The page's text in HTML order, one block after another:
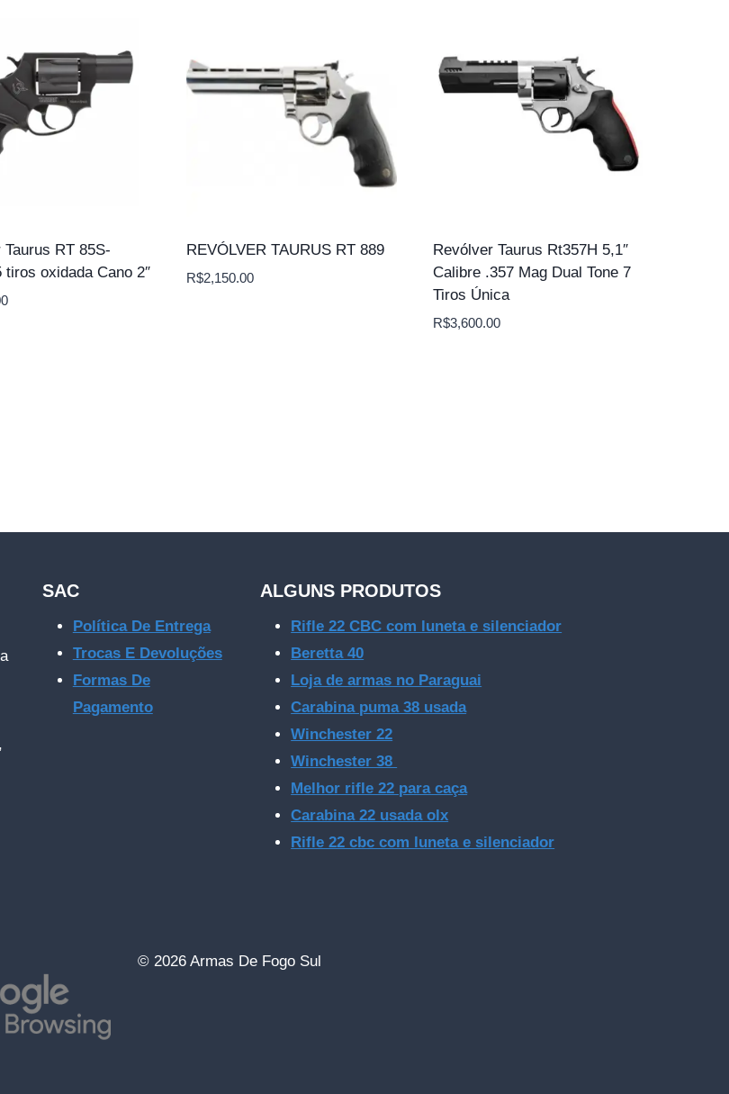
Taurus RT 85S-
tiros oxidada Cano 2″
REVÓLVER TAURUS RT 889
R$2,150.00
Revólver Taurus Rt357H 5,1″
Calibre .357 Mag Dual Tone 7
Tiros Única
R$3,600.00
SAC
Política De Entrega
Trocas E Devoluções
Formas De
Pagamento
ALGUNS PRODUTOS
Rifle 22 CBC com luneta e silenciador
Beretta 40
Loja de armas no Paraguai
Carabina puma 38 usada
Winchester 22
Winchester 38
Melhor rifle 22 para caça
Carabina 22 usada olx
Rifle 22 cbc com luneta e silenciador
© 2026 Armas De Fogo Sul